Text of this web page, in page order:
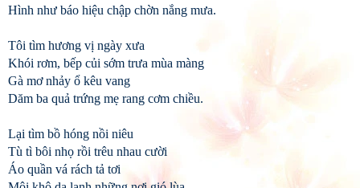
Hình như báo hiệu chập chờn nắng mưa.
Tôi tìm hương vị ngày xưa
Khói rơm, bếp củi sớm trưa mùa màng
Gà mơ nhảy ổ kêu vang
Dăm ba quả trứng mẹ rang cơm chiều.
Lại tìm bồ hóng nồi niêu
Tù tì bôi nhọ rồi trêu nhau cười
Áo quần vá rách tả tơi